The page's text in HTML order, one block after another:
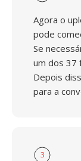
Agora o
pode
Se
um dos 37
Depois
para a
3